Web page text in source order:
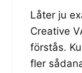
Låter ju
Creative
förstås.
fler